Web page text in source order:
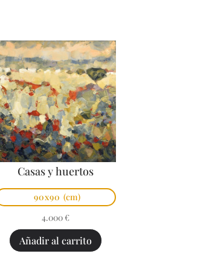
Casas y huertos
90x90 (cm)
4.000 €
Añadir al carrito